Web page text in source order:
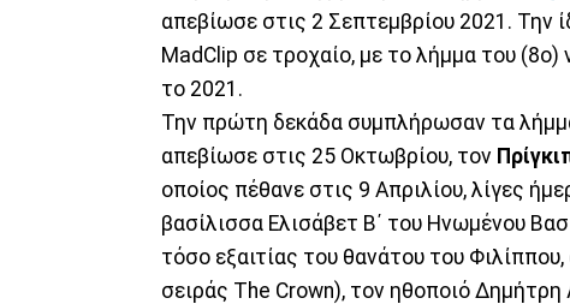
απεβίωσε στις 2 Σεπτεμβρίου 2021. Την
MadClip σε τροχαίο, με το λήμμα του (8ο)
το 2021.
Την πρώτη δεκάδα συμπλήρωσαν τα
απεβίωσε στις 25 Οκτωβρίου, τον
οποίος πέθανε στις 9 Απριλίου, λίγες
βασίλισσα Ελισάβετ Β΄ του Ηνωμένου
τόσο εξαιτίας του θανάτου του
σειράς The Crown), τον ηθοποιό